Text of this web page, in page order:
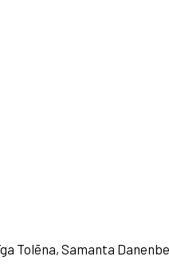
Tolēna, Samanta